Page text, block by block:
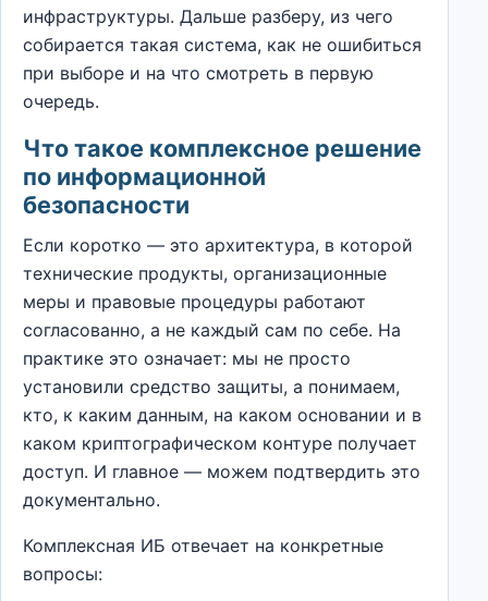
инфраструктуры. Дальше разберу, из чего
собирается такая система, как не ошибиться
при выборе и на что смотреть в первую
очередь.
Что такое комплексное решение
по информационной
безопасности
Если коротко — это архитектура, в которой
технические продукты, организационные
меры и правовые процедуры работают
согласованно, а не каждый сам по себе. На
практике это означает: мы не просто
установили средство защиты, а понимаем,
кто, к каким данным, на каком основании и в
каком криптографическом контуре получает
доступ. И главное — можем подтвердить это
документально.
Комплексная ИБ отвечает на конкретные
вопросы: